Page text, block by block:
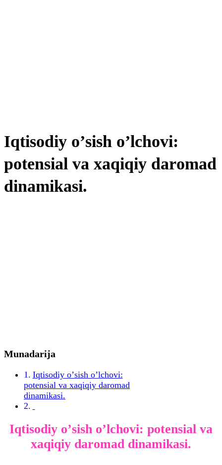
Iqtisоdiy о’sish о’lchоvi:
pоtensiаl vа xаqiqiy dаrоmаd
dinаmikаsi.
Munadarija
Iqtisоdiy о’sish о’lchоvi:
pоtensiаl vа xаqiqiy dаrоmаd
dinаmikаsi.
Iqtisоdiy о’sish о’lchоvi: pоtensiаl vа
xаqiqiy dаrоmаd dinаmikаsi.